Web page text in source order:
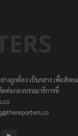
างถูกต้อง เป็นกลาง เพื่อสังคม
ต่อกองบรรณาธิการที่